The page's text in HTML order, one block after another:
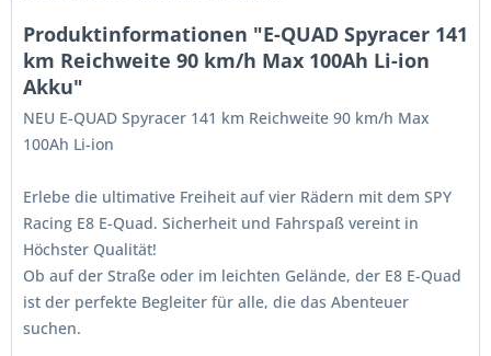
Produktinformationen "E-QUAD Spyracer 141
km Reichweite 90 km/h Max 100Ah Li-ion
Akku"
NEU E-QUAD Spyracer 141 km Reichweite 90 km/h Max
100Ah Li-ion
Erlebe die ultimative Freiheit auf vier Rädern mit dem SPY
Racing E8 E-Quad. Sicherheit und Fahrspaß vereint in
Höchster Qualität!
Ob auf der Straße oder im leichten Gelände, der E8 E-Quad
ist der perfekte Begleiter für alle, die das Abenteuer
suchen.